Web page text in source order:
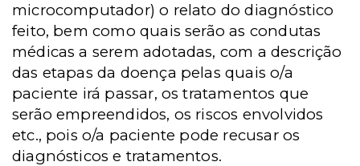
microcomputador) o relato do diagnóstico
feito, bem como quais serão as condutas
médicas a serem adotadas, com a descrição
das etapas da doença pelas quais o/a
paciente irá passar, os tratamentos que
serão empreendidos, os riscos envolvidos
etc., pois o/a paciente pode recusar os
diagnósticos e tratamentos.